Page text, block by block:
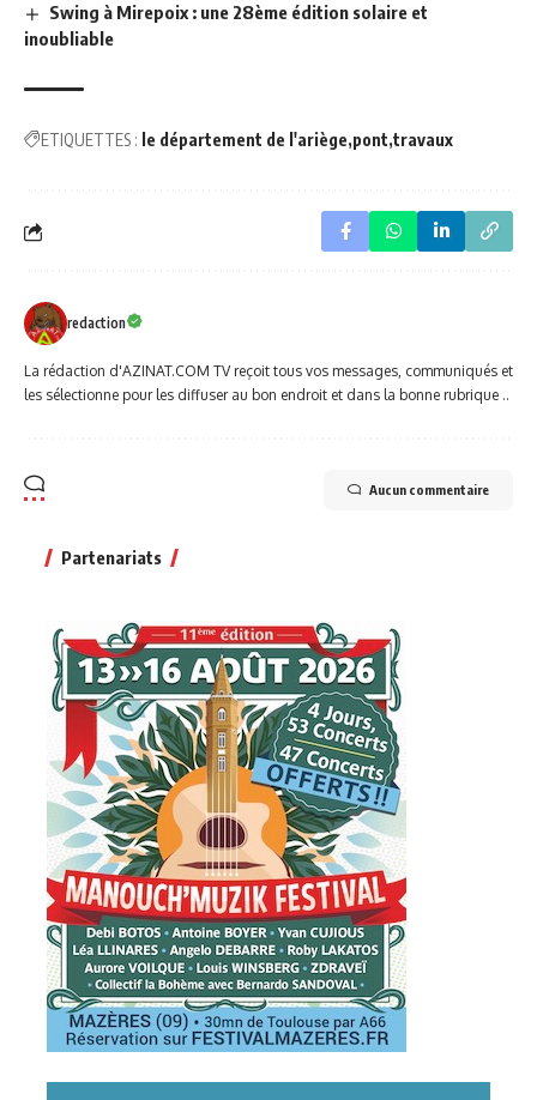
Swing à Mirepoix : une 28ème édition solaire et
inoubliable
ETIQUETTES : le département de l'ariège pont travaux
redaction
La rédaction d'AZINAT.COM TV reçoit tous vos messages, communiqués et
les sélectionne pour les diffuser au bon endroit et dans la bonne rubrique ..
Aucun commentaire
Partenariats